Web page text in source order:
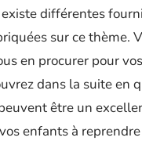
différentes
sur ce thème.
en procurer pour
dans la suite en
être un
enfants à